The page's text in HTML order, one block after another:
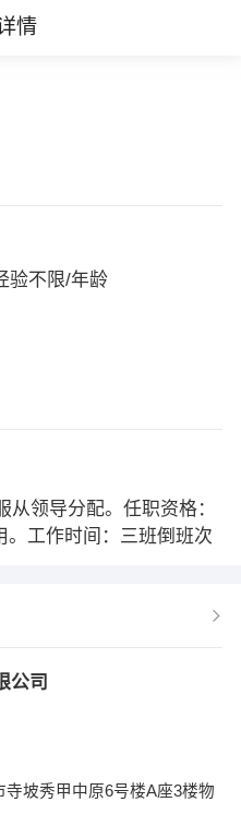
情
验不限/年龄
领导分配。任职资格：
。工作时间：三班倒班次
公司
寺坡秀甲中原6号楼A座3楼物